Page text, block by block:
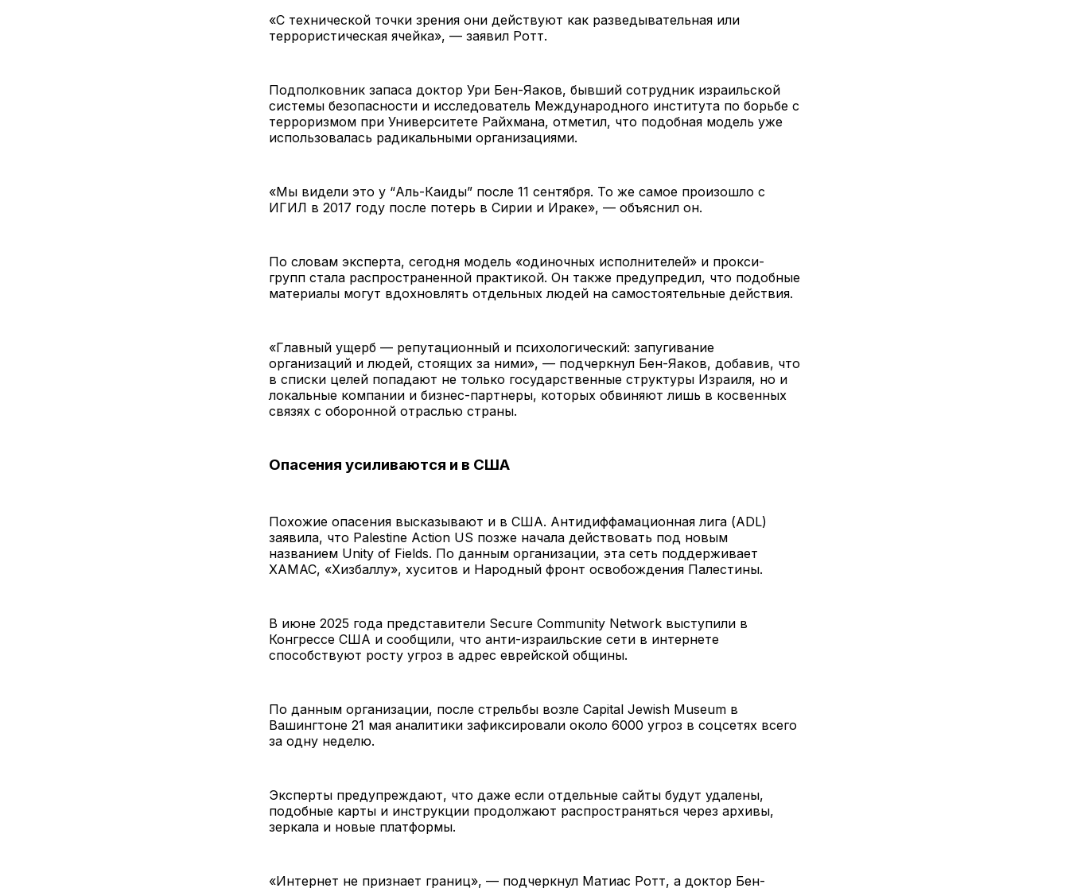
«С технической точки зрения они действуют как разведывательная или
террористическая ячейка», — заявил Ротт.
Подполковник запаса доктор Ури Бен-Яаков, бывший сотрудник израильской
системы безопасности и исследователь Международного института по борьбе с
терроризмом при Университете Райхмана, отметил, что подобная модель уже
использовалась радикальными организациями.
«Мы видели это у “Аль-Каиды” после 11 сентября. То же самое произошло с
ИГИЛ в 2017 году после потерь в Сирии и Ираке», — объяснил он.
По словам эксперта, сегодня модель «одиночных исполнителей» и прокси-
групп стала распространенной практикой. Он также предупредил, что подобные
материалы могут вдохновлять отдельных людей на самостоятельные действия.
«Главный ущерб — репутационный и психологический: запугивание
организаций и людей, стоящих за ними», — подчеркнул Бен-Яаков, добавив, что
в списки целей попадают не только государственные структуры Израиля, но и
локальные компании и бизнес-партнеры, которых обвиняют лишь в косвенных
связях с оборонной отраслью страны.
Опасения усиливаются и в США
Похожие опасения высказывают и в США. Антидиффамационная лига (ADL)
заявила, что Palestine Action US позже начала действовать под новым
названием Unity of Fields. По данным организации, эта сеть поддерживает
ХАМАС, «Хизбаллу», хуситов и Народный фронт освобождения Палестины.
В июне 2025 года представители Secure Community Network выступили в
Конгрессе США и сообщили, что анти-израильские сети в интернете
способствуют росту угроз в адрес еврейской общины.
По данным организации, после стрельбы возле Capital Jewish Museum в
Вашингтоне 21 мая аналитики зафиксировали около 6000 угроз в соцсетях всего
за одну неделю.
Эксперты предупреждают, что даже если отдельные сайты будут удалены,
подобные карты и инструкции продолжают распространяться через архивы,
зеркала и новые платформы.
«Интернет не признает границ», — подчеркнул Матиас Ротт, а доктор Бен-